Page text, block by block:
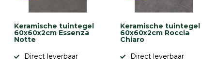
Keramische tuintegel
60x60x2cm Essenza
Notte
Direct leverbaar
Keramische tuintegel
60x60x2cm Roccia
Chiaro
Direct leverbaar